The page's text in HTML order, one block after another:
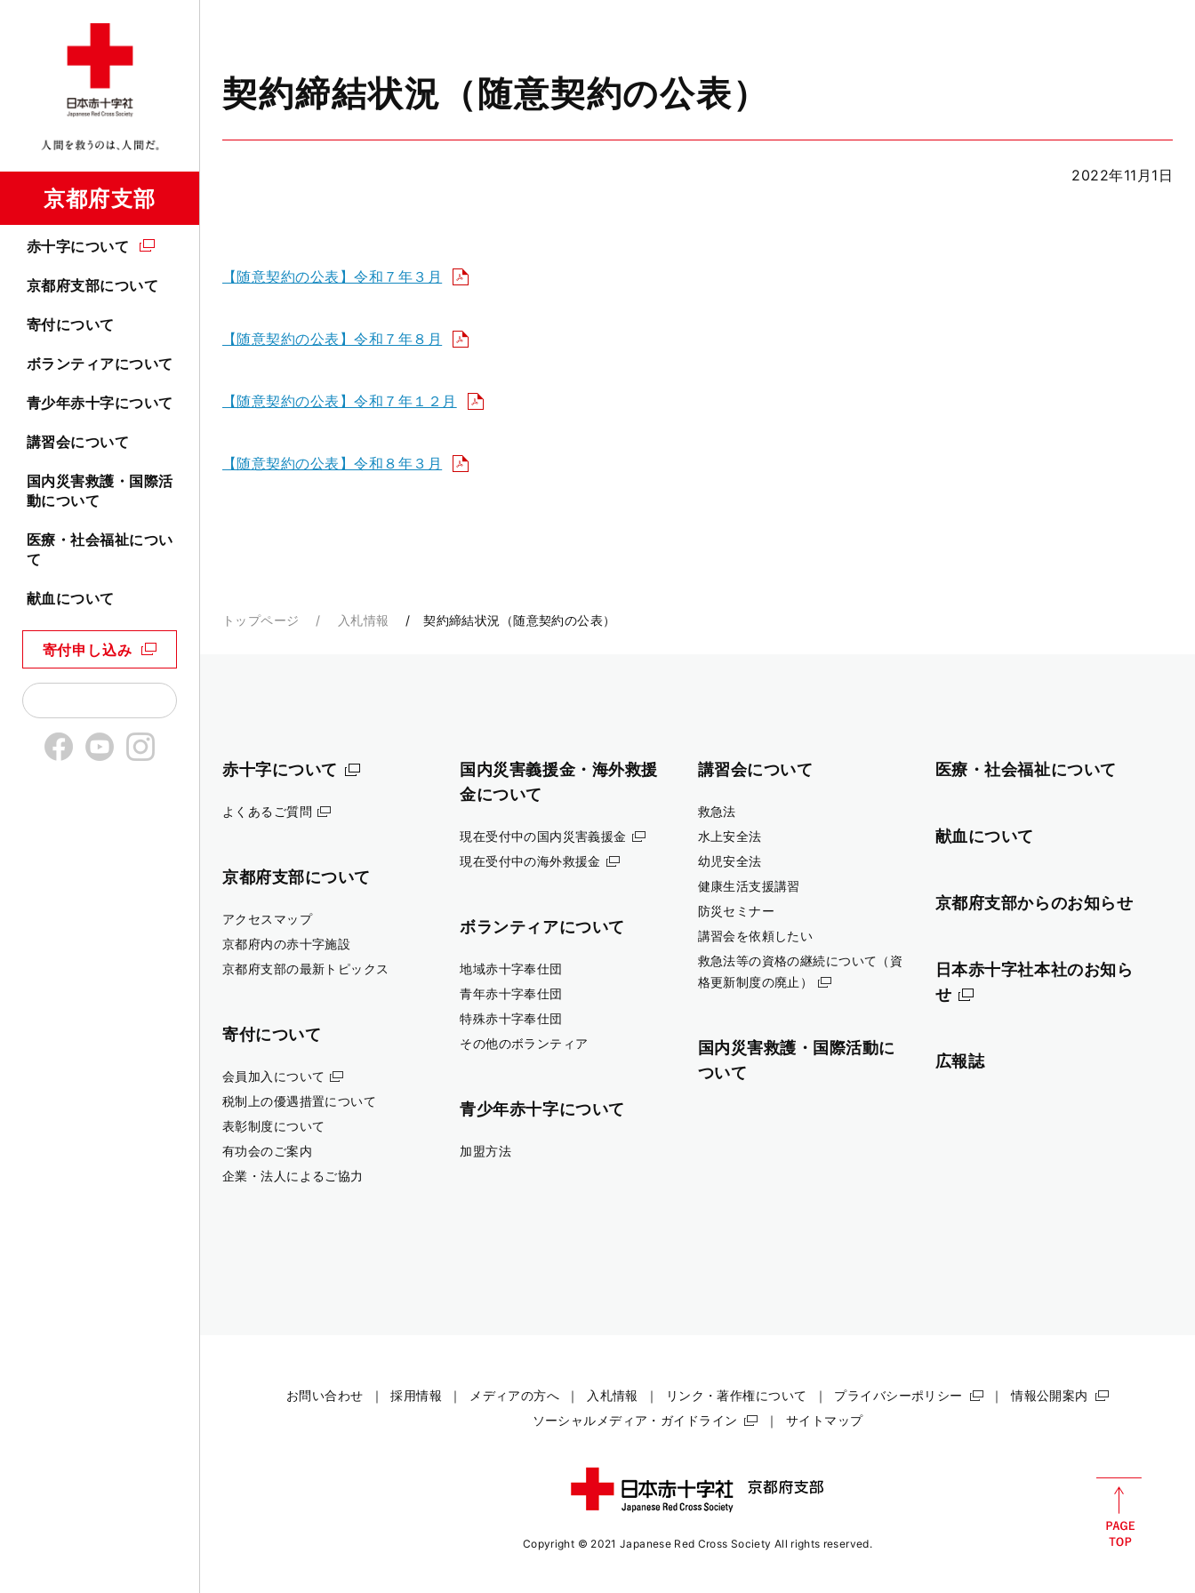
京都府支部
赤十字について
京都府支部について
寄付について
ボランティアについて
青少年赤十字について
講習会について
国内災害救護・国際活
動について
医療・社会福祉につい
て
献血について
寄付申し込み
契約締結状況（随意契約の公表）
2022年11月1日
【随意契約の公表】令和７年３月
【随意契約の公表】令和７年８月
【随意契約の公表】令和７年１２月
【随意契約の公表】令和８年３月
トップページ 入札情報 契約締結状況（随意契約の公表）
赤十字について
よくあるご質問
京都府支部について
アクセスマップ
京都府内の赤十字施設
京都府支部の最新トピックス
寄付について
会員加入について
税制上の優遇措置について
表彰制度について
有功会のご案内
企業・法人によるご協力
国内災害義援金・海外救援
金について
現在受付中の国内災害義援金
現在受付中の海外救援金
ボランティアについて
地域赤十字奉仕団
青年赤十字奉仕団
特殊赤十字奉仕団
その他のボランティア
青少年赤十字について
加盟方法
講習会について
救急法
水上安全法
幼児安全法
健康生活支援講習
防災セミナー
講習会を依頼したい
救急法等の資格の継続について（資
格更新制度の廃止）
国内災害救護・国際活動に
ついて
医療・社会福祉について
献血について
京都府支部からのお知らせ
日本赤十字社本社のお知ら
せ
広報誌
お問い合わせ 採用情報 メディアの方へ 入札情報 リンク・著作権について プライバシーポリシー
情報公開案内
ソーシャルメディア・ガイドライン
サイトマップ
Copyright © 2021 Japanese Red Cross Society All rights reserved.